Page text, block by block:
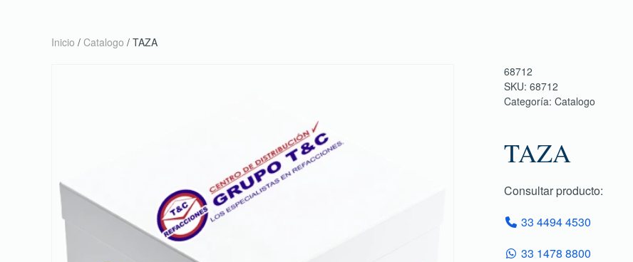
Inicio / Catalogo / TAZA
68712
SKU: 68712
Categoría: Catalogo
TAZA
Consultar producto:
33 4494 4530
33 1478 8800